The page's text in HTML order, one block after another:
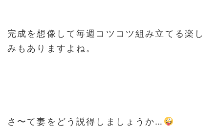
完成を想像して毎週コツコツ組み立てる楽し
みもありますよね。
さ〜て妻をどう説得しましょうか…